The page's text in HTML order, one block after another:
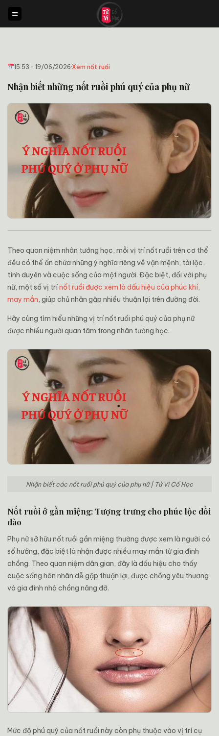
qua
nội
15:53 - 19/06/2026·Xem nốt ruồi
Nhận biết những nốt ruồi phú quý của phụ nữ
Theo quan niệm nhân tướng học, mỗi vị trí nốt ruồi trên cơ thể
đều có thể ẩn chứa những ý nghĩa riêng về vận mệnh, tài lộc,
tình duyên và cuộc sống của một người. Đặc biệt, đối với phụ
nữ, một số vị trínốt ruồi được xem là dấu hiệu của phúc khí,
may mắn, giúp chủ nhân gặp nhiều thuận lợi trên đường đời.
Hãy cùng tìm hiểu những vị trí nốt ruồi phú quý của phụ nữ
được nhiều người quan tâm trong nhân tướng học.
Nhận biết các nốt ruồi phú quý của phụ nữ | Tử Vi Cổ Học
Nốt ruồi ở gần miệng: Tượng trưng cho phúc lộc dồi
dào
Phụ nữ sở hữu nốt ruồi gần miệng thường được xem là người có
số hưởng, đặc biệt là nhận được nhiều may mắn từ gia đình
chồng. Theo quan niệm dân gian, đây là dấu hiệu cho thấy
cuộc sống hôn nhân dễ gặp thuận lợi, được chồng yêu thương
và gia đình nhà chồng nâng đỡ.
Mức độ phú quý của nốt ruồi này còn phụ thuộc vào vị trí cụ